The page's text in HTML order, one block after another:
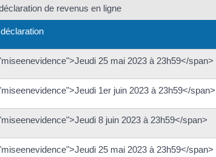
de revenus en ligne
25 mai 2023 à 23h59</span>
1er juin 2023 à 23h59</span>
8 juin 2023 à 23h59</span>
25 mai 2023 à 23h59</span>